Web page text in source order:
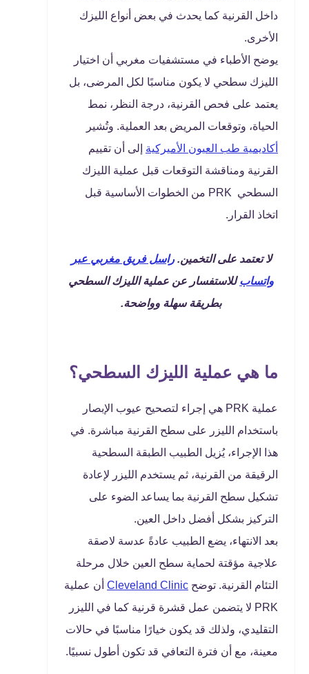
داخل القرنية كما يحدث في بعض أنواع الليزك
الأخرى.
يوضح الأطباء في مستشفيات مغربي أن اختيار
الليزك سطحي لا يكون مناسبًا لكل المرضى، بل
يعتمد على فحص القرنية، درجة النظر، نمط
الحياة، وتوقعات المريض بعد العملية. وتُشير
أكاديمية طب العيون الأميركية إلى أن تقييم
القرنية ومناقشة التوقعات قبل عملية الليزك
السطحي PRK من الخطوات الأساسية قبل
اتخاذ القرار.
لا تعتمد على التخمين.راسل فريق مغربي عبر
واتسابللاستفسار عن عملية الليزك السطحي
بطريقة سهلة وواضحة.
ما هي عملية الليزك السطحي؟
عملية PRK هي إجراء لتصحيح عيوب الإبصار
باستخدام الليزر على سطح القرنية مباشرة. في
هذا الإجراء، يُزيل الطبيب الطبقة السطحية
الرقيقة من القرنية، ثم يستخدم الليزر لإعادة
تشكيل سطح القرنية بما يساعد الضوء على
التركيز بشكل أفضل داخل العين.
بعد الانتهاء، يضع الطبيب عادةً عدسة لاصقة
علاجية مؤقتة لحماية سطح العين خلال مرحلة
التئام القرنية. توضح Cleveland Clinic أن عملية
PRK لا يتضمن عمل قشرة قرنية كما في الليزر
التقليدي، ولذلك قد يكون خيارًا مناسبًا في حالات
معينة، مع أن فترة التعافي قد تكون أطول نسبيًا.